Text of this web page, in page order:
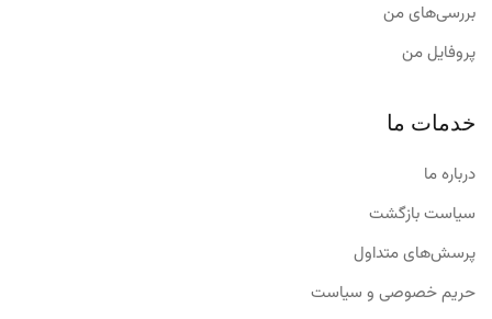
بررسی‌های من
پروفایل من
خدمات ما
درباره ما
سیاست بازگشت
پرسش‌های متداول
حریم خصوصی و سیاست